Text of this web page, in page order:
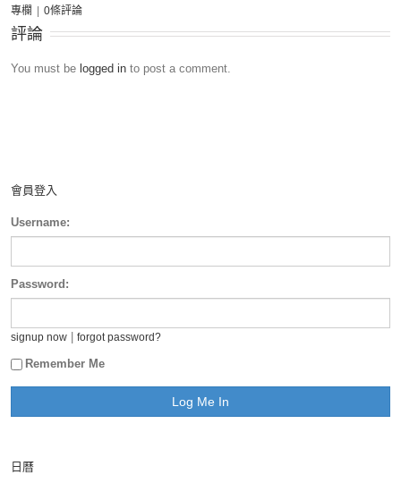
專欄 0條評論
評論
You must be logged in to post a comment.
會員登入
Username:
Password:
signup now forgot password?
Remember Me
日曆